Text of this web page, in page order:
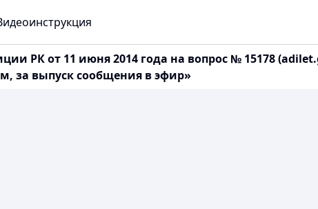
РК от 11 июня 2014 года на вопрос № 15178
за выпуск сообщения в эфир»